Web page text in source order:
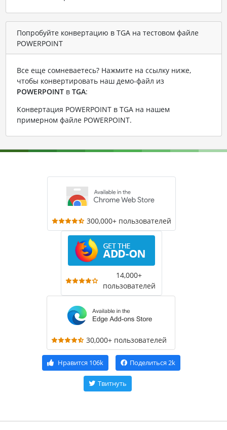
Попробуйте конвертацию в TGA на тестовом файле
POWERPOINT
Все еще сомневаетесь? Нажмите на ссылку ниже,
чтобы конвертировать наш демо-файл из
POWERPOINTв TGA:
Конвертация POWERPOINT в TGA на нашем
примерном файле POWERPOINT.
300,000+ пользователей
14,000+
пользователей
30,000+ пользователей
Нравится 106k Поделиться 2k
Твитнуть